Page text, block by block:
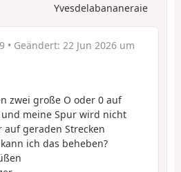
Yvesdelabananeraie
• Geändert: 22 Jun 2026 um
zwei große O oder 0 auf
meine Spur wird nicht
geraden Strecken
ich das beheben?